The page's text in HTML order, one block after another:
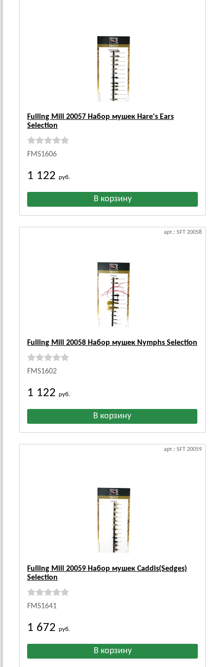
Fulling Mill 20057 Набор мушек Hare's Ears
Selection
FMS1606
1 122 руб.
арт.: SFT 20058
Fulling Mill 20058 Набор мушек Nymphs Selection
FMS1602
1 122 руб.
арт.: SFT 20059
Fulling Mill 20059 Набор мушек Caddis(Sedges)
Selection
FMS1641
1 672 руб.